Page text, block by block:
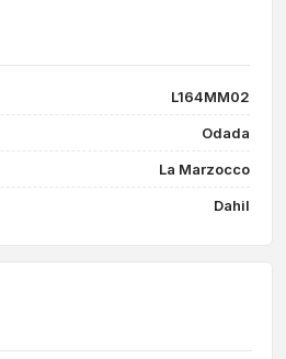
L164MM02
Odada
La Marzocco
Dahil